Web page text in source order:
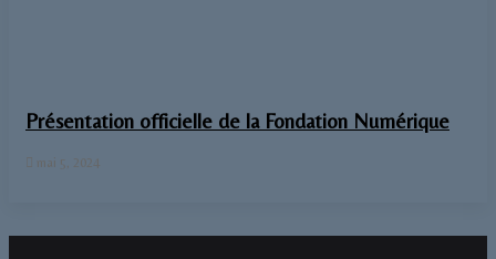
Présentation officielle de la Fondation Numérique
mai 5, 2024